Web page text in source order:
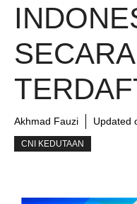
Akhmad Fauzi Updated
CNI KEDUTAAN